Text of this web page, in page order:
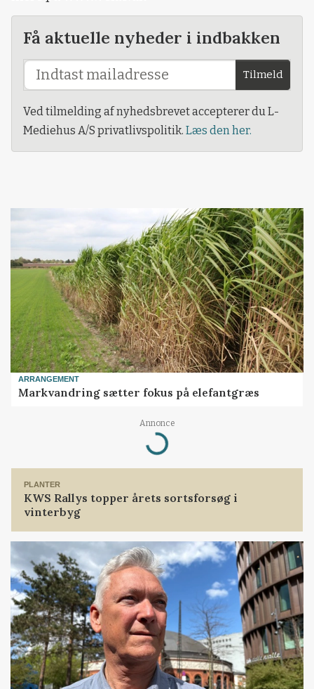
Få aktuelle nyheder i indbakken
Tilmeld
Ved tilmelding af nyhedsbrevet accepterer du L-
Mediehus A/S privatlivspolitik. Læs den her.
ARRANGEMENT
Markvandring sætter fokus på elefantgræs
Annonce
Loading...
PLANTER
KWS Rallys topper årets sortsforsøg i
vinterbyg